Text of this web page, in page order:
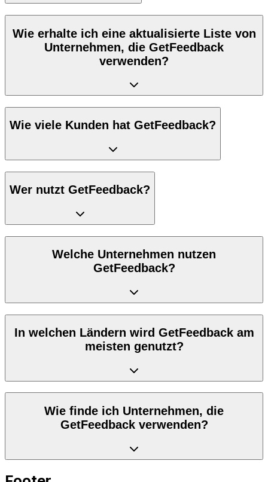
Wie erhalte ich eine aktualisierte Liste von
Unternehmen, die GetFeedback
verwenden?
Wie viele Kunden hat GetFeedback?
Wer nutzt GetFeedback?
Welche Unternehmen nutzen
GetFeedback?
In welchen Ländern wird GetFeedback am
meisten genutzt?
Wie finde ich Unternehmen, die
GetFeedback verwenden?